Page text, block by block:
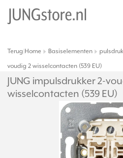
Terug Home Basiselementen
voudig 2 wisselcontacten (539 EU)
JUNG impulsdrukker 2-
wisselcontacten (539 EU)